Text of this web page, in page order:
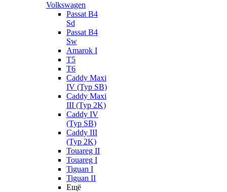
Volkswagen
Passat B4
Sd
Passat B4
Sw
Amarok I
T5
T6
Caddy Maxi
IV (Typ SB)
Caddy Maxi
III (Typ 2K)
Caddy IV
(Typ SB)
Caddy III
(Typ 2K)
Touareg II
Touareg I
Tiguan I
Tiguan II
Ещё